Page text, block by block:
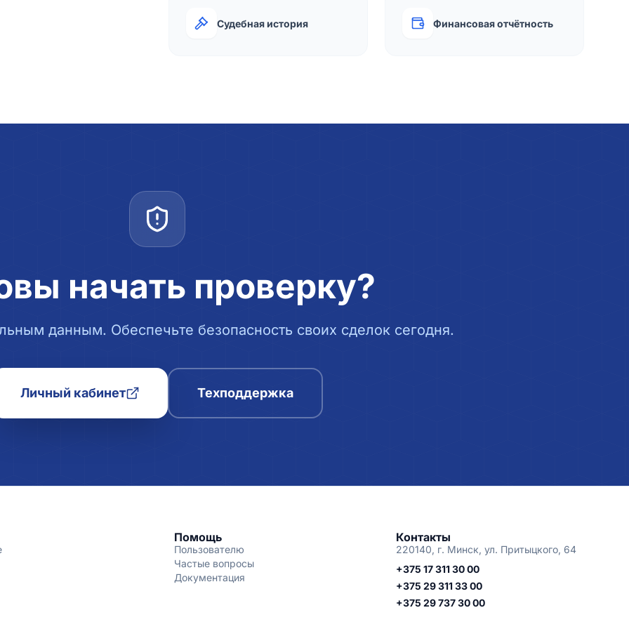
Судебная история Финансовая отчётность
начать проверку?
данным. Обеспечьте безопасность своих сделок сегодня.
Личный кабинет Техподдержка
Помощь
Пользователю
Частые вопросы
Документация
Контакты
220140, г. Минск, ул. Притыцкого, 64
+375 17 311 30 00
+375 29 311 33 00
+375 29 737 30 00